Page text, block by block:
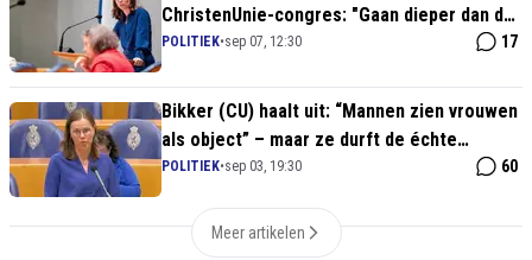
ChristenUnie-congres: "Gaan dieper dan de
waan van de dag"
POLITIEK•sep 07, 12:30 17
Bikker (CU) haalt uit: “Mannen zien vrouwen
als object” – maar ze durft de échte
oorzaak niet te benoemen
POLITIEK•sep 03, 19:30 60
Meer artikelen